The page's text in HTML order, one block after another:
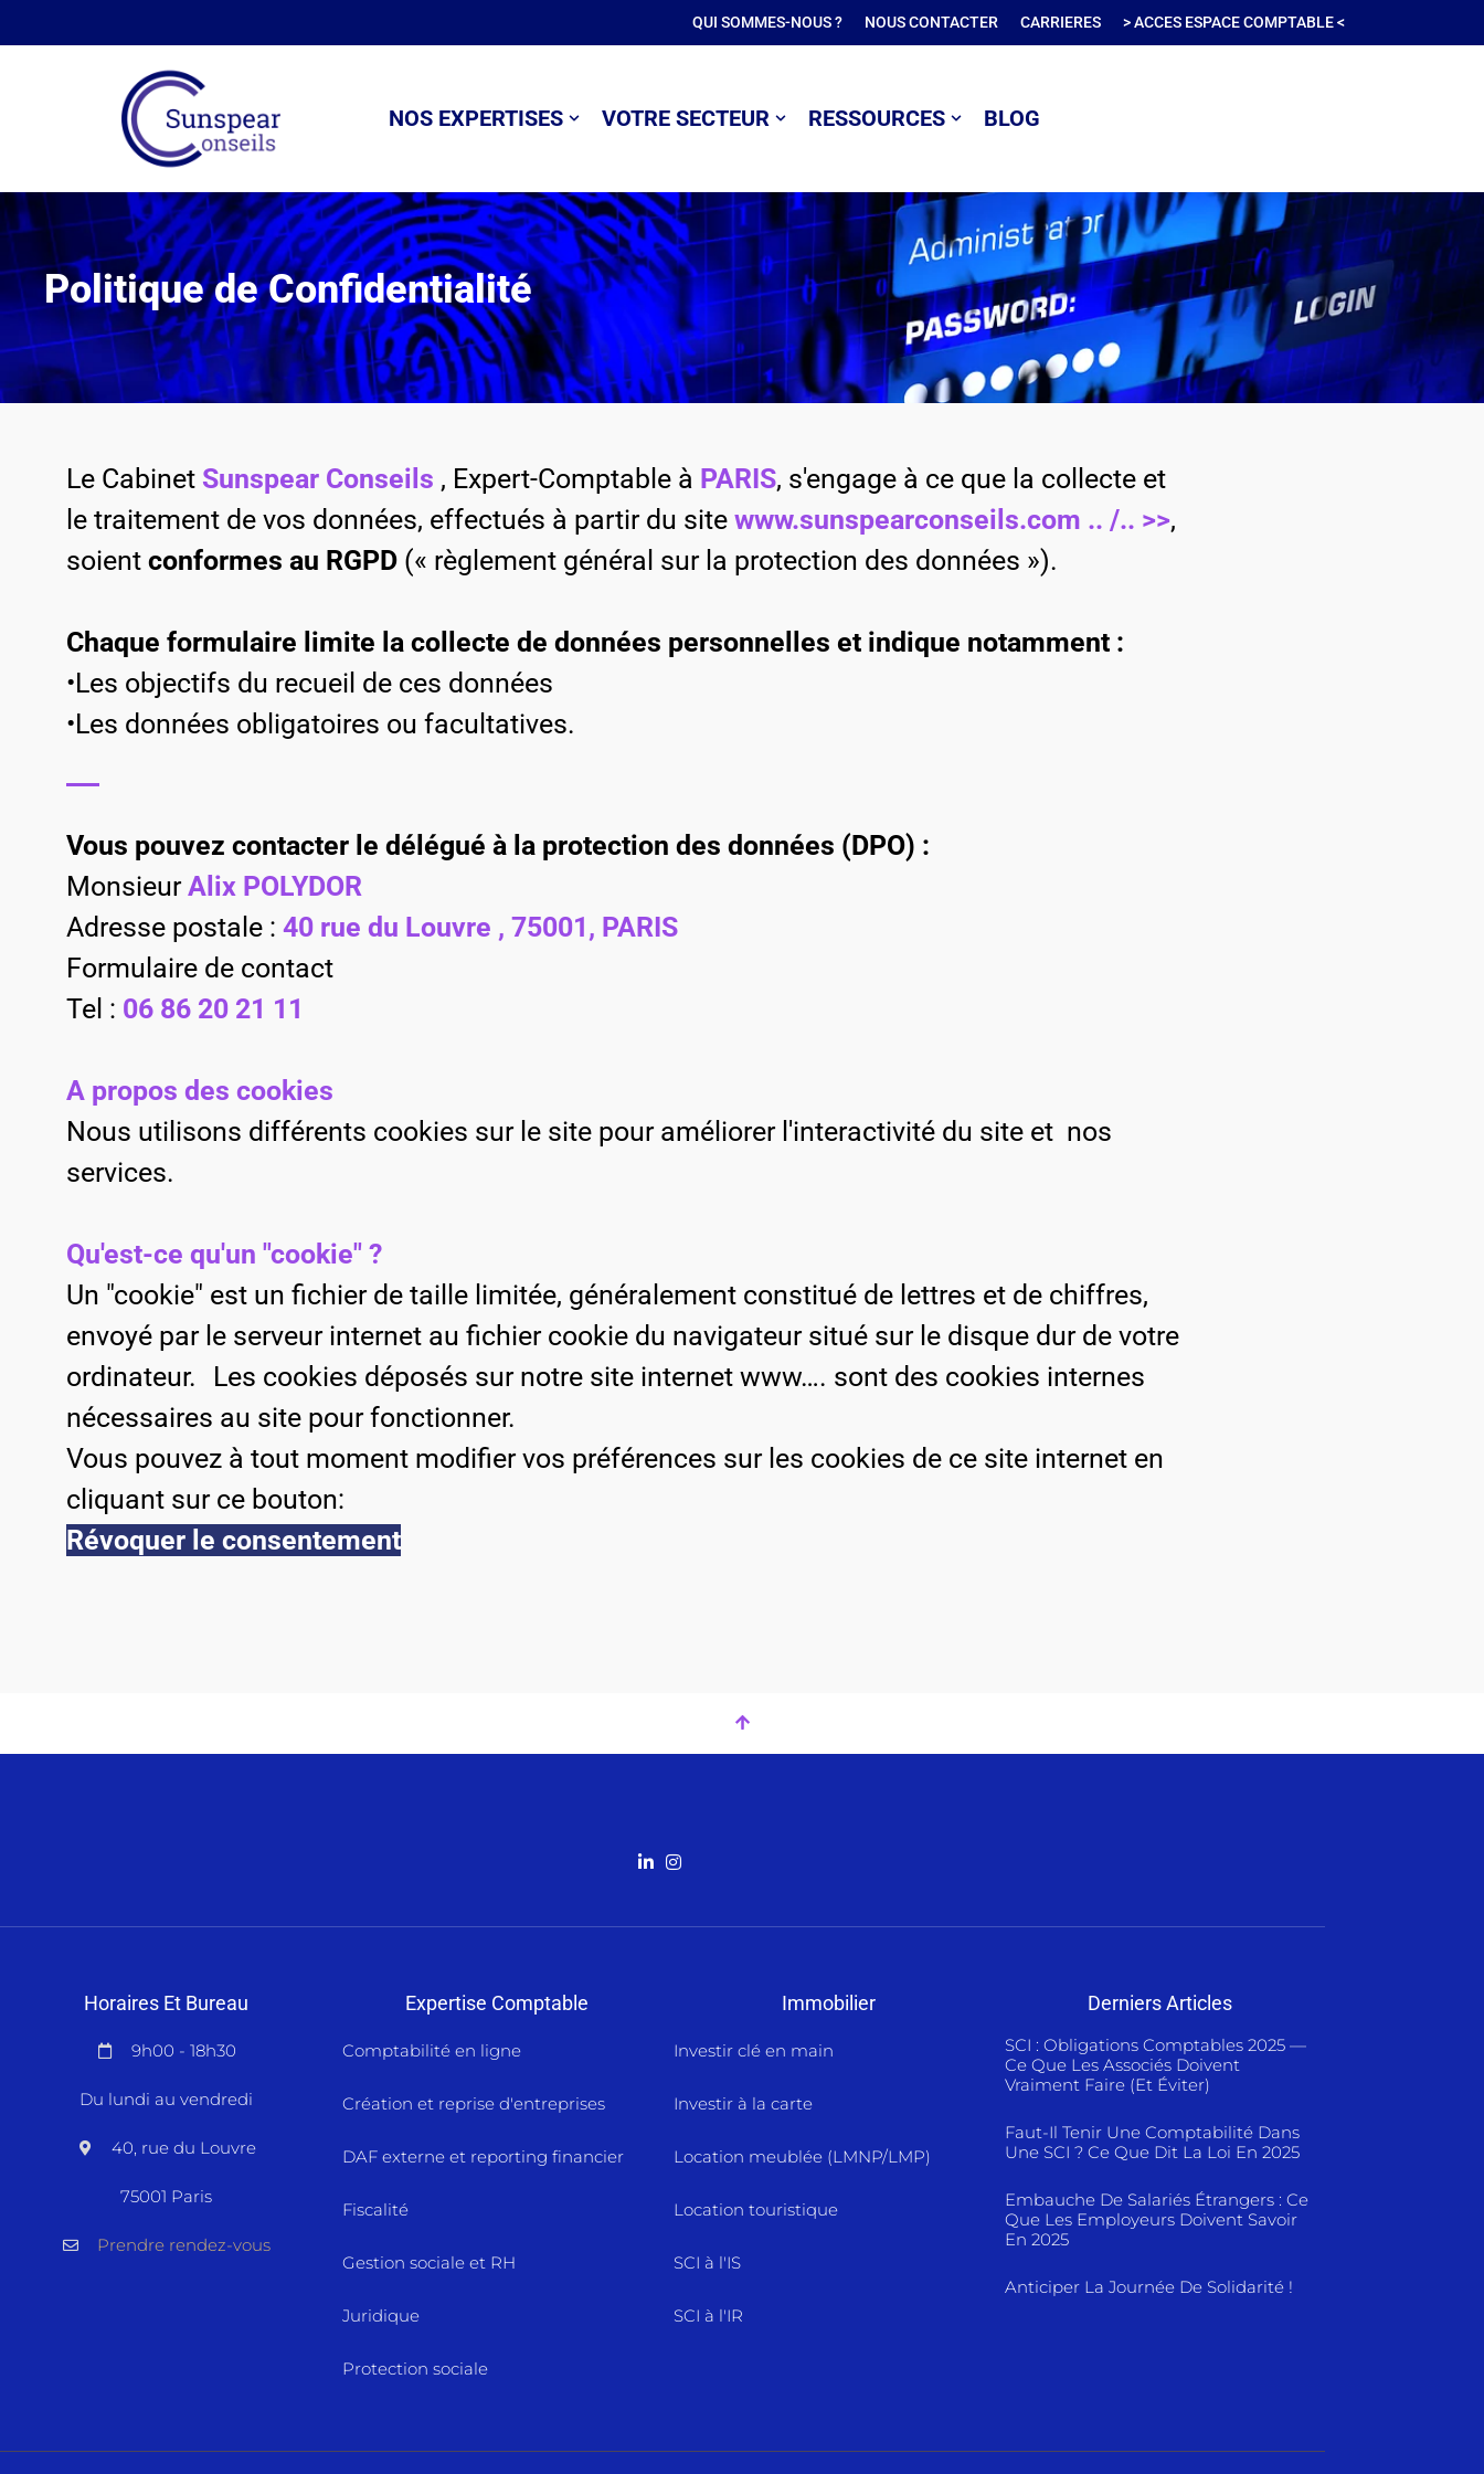
QUI SOMMES-NOUS ? NOUS CONTACTER CARRIERES > ACCES ESPACE COMPTABLE <
NOS EXPERTISES VOTRE SECTEUR RESSOURCES BLOG
Politique de Confidentialité
Le Cabinet Sunspear Conseils , Expert-Comptable à PARIS, s'engage à ce que la collecte et
le traitement de vos données, effectués à partir du site www.sunspearconseils.com .. /.. >>,
soient conformes au RGPD (« règlement général sur la protection des données »).
Chaque formulaire limite la collecte de données personnelles et indique notamment :
•Les objectifs du recueil de ces données
•Les données obligatoires ou facultatives.
Vous pouvez contacter le délégué à la protection des données (DPO) :
MonsieurAlix POLYDOR
Adresse postale : 40 rue du Louvre , 75001, PARIS
Formulaire de contact
Tel : 06 86 20 21 11
A propos des cookies
Nous utilisons différents cookies sur le site pour améliorer l'interactivité du site et nos
services.
Qu'est-ce qu'un "cookie" ?
Un "cookie" est un fichier de taille limitée, généralement constitué de lettres et de chiffres,
envoyé par le serveur internet au fichier cookie du navigateur situé sur le disque dur de votre
ordinateur. Les cookies déposés sur notre site internet www…. sont des cookies internes
nécessaires au site pour fonctionner.
Vous pouvez à tout moment modifier vos préférences sur les cookies de ce site internet en
cliquant sur ce bouton:
Révoquer le consentement
Horaires Et Bureau
9h00 - 18h30
Du lundi au vendredi
40, rue du Louvre
75001 Paris
Prendre rendez-vous
Expertise Comptable
Comptabilité en ligne
Création et reprise d'entreprises
DAF externe et reporting financier
Fiscalité
Gestion sociale et RH
Juridique
Protection sociale
Immobilier
Investir clé en main
Investir à la carte
Location meublée (LMNP/LMP)
Location touristique
SCI à l'IS
SCI à l'IR
Derniers Articles
SCI : Obligations Comptables 2025 —
Ce Que Les Associés Doivent
Vraiment Faire (et Éviter)
Faut-Il Tenir Une Comptabilité Dans
Une SCI ? Ce Que Dit La Loi En 2025
Embauche De Salariés Étrangers : Ce
Que Les Employeurs Doivent Savoir
En 2025
Anticiper La Journée De Solidarité !